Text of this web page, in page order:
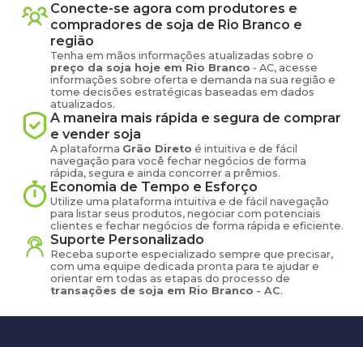
Conecte-se agora com produtores e
compradores de soja de Rio Branco e
região
Tenha em mãos informações atualizadas sobre o
preço da soja hoje em Rio Branco - AC, acesse
informações sobre oferta e demanda na sua região e
tome decisões estratégicas baseadas em dados
atualizados.
A maneira mais rápida e segura de comprar
e vender soja
A plataforma Grão Direto é intuitiva e de fácil
navegação para você fechar negócios de forma
rápida, segura e ainda concorrer a prêmios.
Economia de Tempo e Esforço
Utilize uma plataforma intuitiva e de fácil navegação
para listar seus produtos, negociar com potenciais
clientes e fechar negócios de forma rápida e eficiente.
Suporte Personalizado
Receba suporte especializado sempre que precisar,
com uma equipe dedicada pronta para te ajudar e
orientar em todas as etapas do processo de
transações de soja em Rio Branco - AC.